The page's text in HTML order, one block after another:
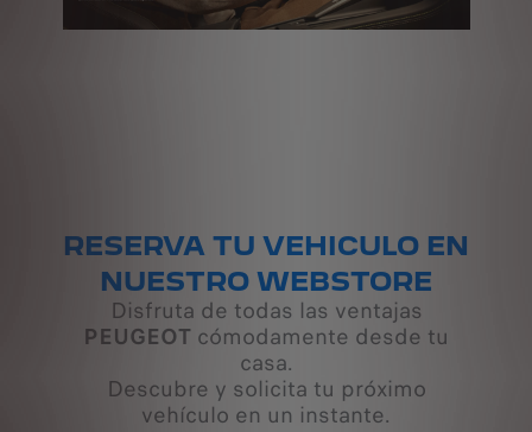
RESERVA TU VEHICULO EN
NUESTRO WEBSTORE
Disfruta de todas las ventajas
PEUGEOT cómodamente desde tu
casa.
Descubre y solicita tu próximo
vehículo en un instante.